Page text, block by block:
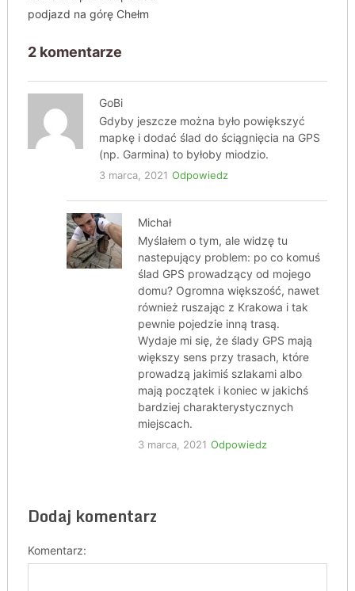
podjazd na górę Chełm
2 komentarze
GoBi
Gdyby jeszcze można było powiększyć
mapkę i dodać ślad do ściągnięcia na GPS
(np. Garmina) to byłoby miodzio.
3 marca, 2021 Odpowiedz
Michał
Myślałem o tym, ale widzę tu
nastepujący problem: po co komuś
ślad GPS prowadzący od mojego
domu? Ogromna większość, nawet
również ruszając z Krakowa i tak
pewnie pojedzie inną trasą.
Wydaje mi się, że ślady GPS mają
większy sens przy trasach, które
prowadzą jakimiś szlakami albo
mają początek i koniec w jakichś
bardziej charakterystycznych
miejscach.
3 marca, 2021 Odpowiedz
Dodaj komentarz
Komentarz: